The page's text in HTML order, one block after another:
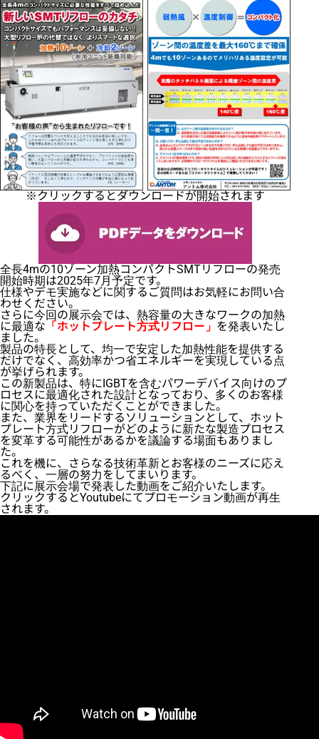
※クリックするとダウンロードが開始されます
全長4mの10ゾーン加熱コンパクトSMTリフローの発売
開始時期は2025年7月予定です。
仕様やデモ実施などに関するご質問はお気軽にお問い合
わせください。
さらに今回の展示会では、熱容量の大きなワークの加熱
に最適な 「ホットプレート方式リフロー」 を発表いたし
ました。
製品の特長として、均一で安定した加熱性能を提供する
だけでなく、高効率かつ省エネルギーを実現している点
が挙げられます。
この新製品は、特にIGBTを含むパワーデバイス向けのプ
ロセスに最適化された設計となっており、多くのお客様
に関心を持っていただくことができました。
また、業界をリードするソリューションとして、ホット
プレート方式リフローがどのように新たな製造プロセス
を変革する可能性があるかを議論する場面もありまし
た。
これを機に、さらなる技術革新とお客様のニーズに応え
るべく、一層の努力をしてまいります。
下記に展示会場で発表した動画をご紹介いたします。
クリックするとYoutubeにてプロモーション動画が再生
されます。